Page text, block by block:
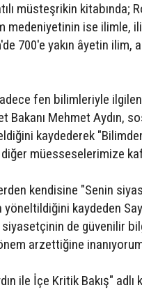
müsteşrikin kitabında;
medeniyetinin ise ilimle,
700'e yakın âyetin ilim,
fen bilimleriyle
Bakanı Mehmet Aydın,
kaydederek
müesseselerimize
kendisine "Senin
kaydeden
de güvenilir
arzettiğine
ile İçe Kritik Bakış"